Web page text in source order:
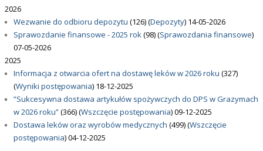
2026
Wezwanie do odbioru depozytu (126)(Depozyty) 14-05-2026
Sprawozdanie finansowe - 2025 rok(98)(Sprawozdania finansowe)
07-05-2026
2025
Informacja z otwarcia ofert na dostawę leków w 2026 roku (327)
(Wyniki postępowania) 18-12-2025
”Sukcesywna dostawa artykułów spożywczych do DPS w Grazymach
w 2026 roku”(366)(Wszczęcie postępowania)09-12-2025
Dostawa leków oraz wyrobów medycznych (499)(Wszczęcie
postępowania)04-12-2025